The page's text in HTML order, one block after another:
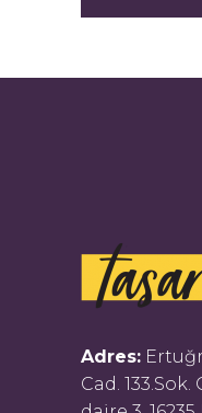
Adres:
Cad.